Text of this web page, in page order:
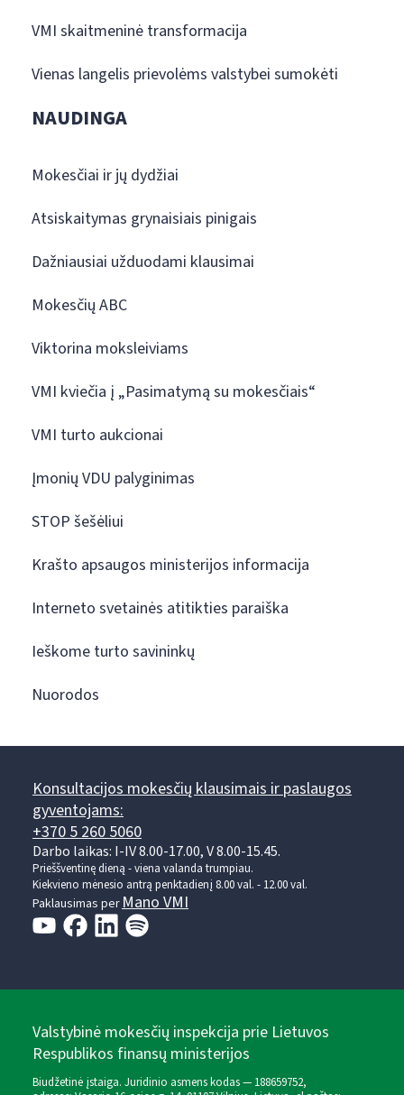
VMI skaitmeninė transformacija
Vienas langelis prievolėms valstybei sumokėti
NAUDINGA
Mokesčiai ir jų dydžiai
Atsiskaitymas grynaisiais pinigais
Dažniausiai užduodami klausimai
Mokesčių ABC
Viktorina moksleiviams
VMI kviečia į „Pasimatymą su mokesčiais“
VMI turto aukcionai
Įmonių VDU palyginimas
STOP šešėliui
Krašto apsaugos ministerijos informacija
Interneto svetainės atitikties paraiška
Ieškome turto savininkų
Nuorodos
Konsultacijos mokesčių klausimais ir paslaugos
gyventojams:
+370 5 260 5060
Darbo laikas: I-IV 8.00-17.00, V 8.00-15.45.
Prieššventinę dieną - viena valanda trumpiau.
Kiekvieno mėnesio antrą penktadienį 8.00 val. - 12.00 val.
Paklausimas perMano VMI
Valstybinė mokesčių inspekcija prie Lietuvos
Respublikos finansų ministerijos
Biudžetinė įstaiga. Juridinio asmens kodas — 188659752,